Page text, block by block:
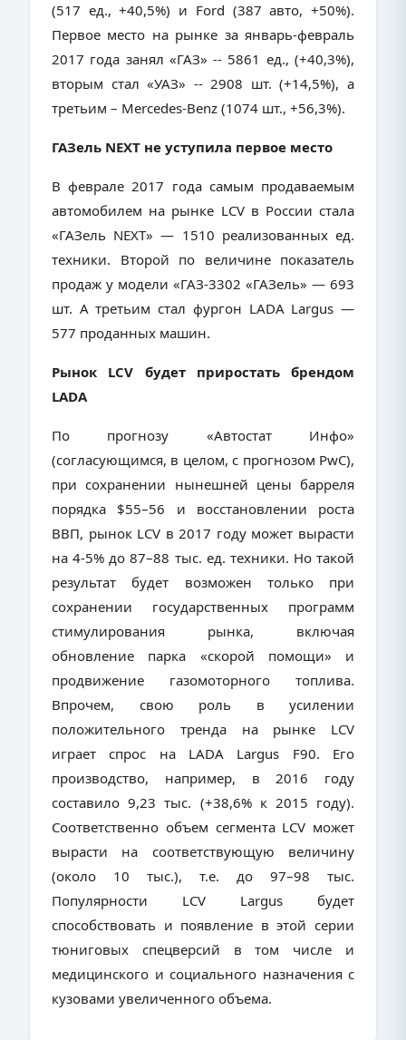
(517 ед., +40,5%) и Ford (387 авто, +50%).
Первое место на рынке за январь-февраль
2017 года занял «ГАЗ» -- 5861 ед., (+40,3%),
вторым стал «УАЗ» -- 2908 шт. (+14,5%), а
третьим – Mercedes-Benz (1074 шт., +56,3%).
ГАЗель NEXT не уступила первое место
В феврале 2017 года самым продаваемым
автомобилем на рынке LCV в России стала
«ГАЗель NEXT» — 1510 реализованных ед.
техники. Второй по величине показатель
продаж у модели «ГАЗ-3302 «ГАЗель» — 693
шт. А третьим стал фургон LADA Largus —
577 проданных машин.
Рынок LCV будет приростать брендом
LADA
По прогнозу «Автостат Инфо»
(согласующимся, в целом, с прогнозом PwC),
при сохранении нынешней цены барреля
порядка $55–56 и восстановлении роста
ВВП, рынок LCV в 2017 году может вырасти
на 4-5% до 87–88 тыс. ед. техники. Но такой
результат будет возможен только при
сохранении государственных программ
стимулирования рынка, включая
обновление парка «скорой помощи» и
продвижение газомоторного топлива.
Впрочем, свою роль в усилении
положительного тренда на рынке LCV
играет спрос на LADA Largus F90. Его
производство, например, в 2016 году
составило 9,23 тыс. (+38,6% к 2015 году).
Соответственно объем сегмента LCV может
вырасти на соответствующую величину
(около 10 тыс.), т.е. до 97–98 тыс.
Популярности LCV Largus будет
способствовать и появление в этой серии
тюниговых спецверсий в том числе и
медицинского и социального назначения с
кузовами увеличенного объема.